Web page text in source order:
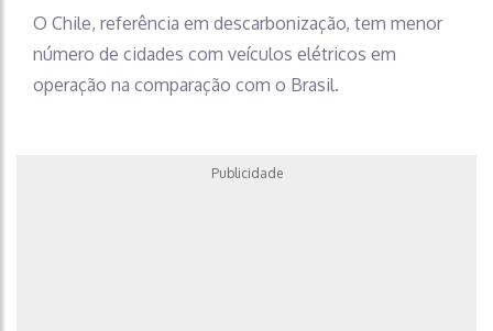
O Chile, referência em descarbonização, tem menor
número de cidades com veículos elétricos em
operação na comparação com o Brasil.
Publicidade